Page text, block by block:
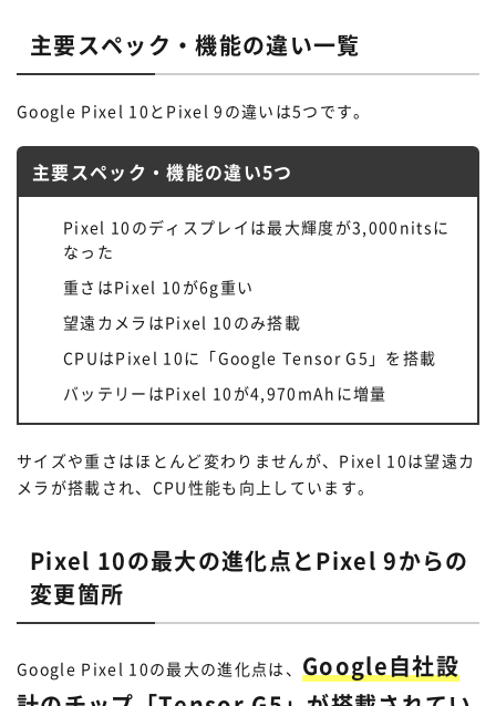
主要スペック・機能の違い一覧
Google Pixel 10とPixel 9の違いは5つです。
主要スペック・機能の違い5つ
Pixel 10のディスプレイは最大輝度が3,000nitsに
なった
重さはPixel 10が6g重い
望遠カメラはPixel 10のみ搭載
CPUはPixel 10に「Google Tensor G5」を搭載
バッテリーはPixel 10が4,970mAhに増量
サイズや重さはほとんど変わりませんが、Pixel 10は望遠カ
メラが搭載され、CPU性能も向上しています。
Pixel 10の最大の進化点とPixel 9からの
変更箇所
Google Pixel 10の最大の進化点は、 Google自社設